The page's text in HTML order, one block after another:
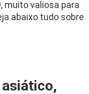
muito valiosa para
abaixo tudo sobre